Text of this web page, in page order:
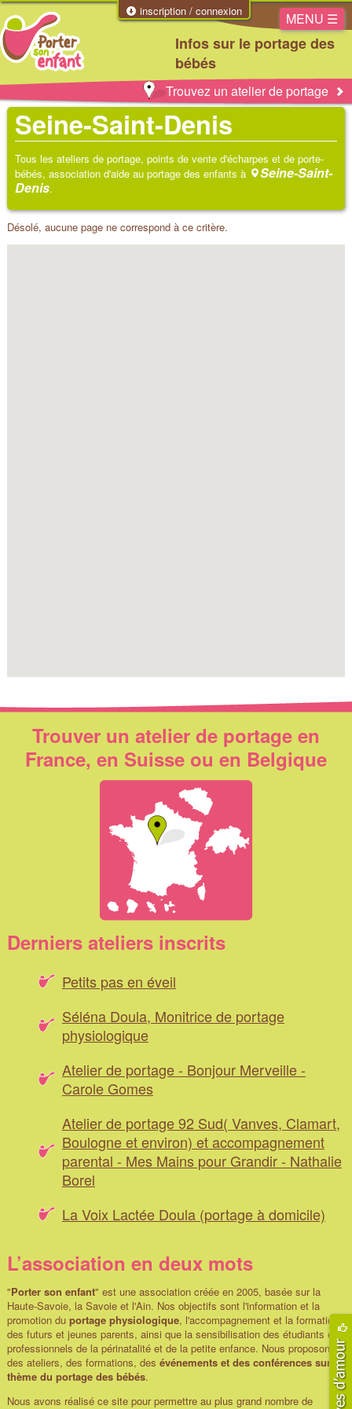
inscription / connexion
Infos sur le portage des
bébés
MENU ☰
Trouvez un atelier de portage
Seine-Saint-Denis
Tous les ateliers de portage, points de vente d'écharpes et de porte-
bébés, association d'aide au portage des enfants à
Seine-Saint-
Denis.
Désolé, aucune page ne correspond à ce critère.
Trouver un atelier de portage en
France, en Suisse ou en Belgique
Derniers ateliers inscrits
Petits pas en éveil
Séléna Doula, Monitrice de portage
physiologique
Atelier de portage - Bonjour Merveille -
Carole Gomes
Atelier de portage 92 Sud( Vanves, Clamart,
Boulogne et environ) et accompagnement
parental - Mes Mains pour Grandir - Nathalie
Borel
La Voix Lactée Doula (portage à domicile)
L’association en deux mots
"Porter son enfant" est une association créée en 2005, basée sur la
Haute-Savoie, la Savoie et l'Ain. Nos objectifs sont l'information et la
promotion du portage physiologique, l'accompagnement et la formation
des futurs et jeunes parents, ainsi que la sensibilisation des étudiants et
professionnels de la périnatalité et de la petite enfance. Nous proposons
des ateliers, des formations, des événements et des conférences sur le
thème du portage des bébés.
Nous avons réalisé ce site pour permettre au plus grand nombre de